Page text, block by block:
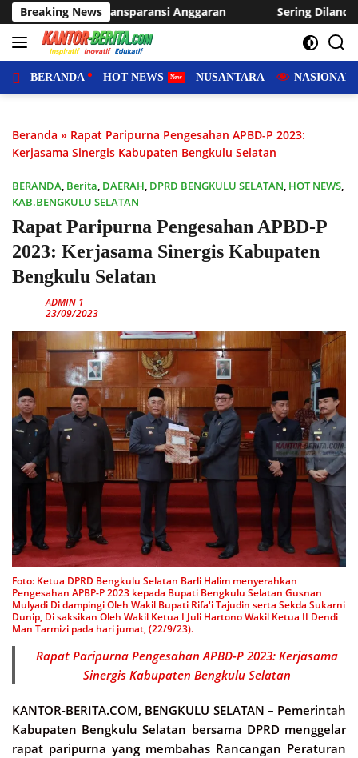
Langsung
ke
konten
Breaking News
Anggaran Sering Dilanda Genangan, Desa Sukaraja
BERANDA HOT NEWS NUSANTARA NASIONAL
Beranda » Rapat Paripurna Pengesahan APBD-P 2023:
Kerjasama Sinergis Kabupaten Bengkulu Selatan
BERANDA, Berita, DAERAH, DPRD BENGKULU SELATAN, HOT NEWS,
KAB.BENGKULU SELATAN
Rapat Paripurna Pengesahan APBD-P
2023: Kerjasama Sinergis Kabupaten
Bengkulu Selatan
ADMIN 1
23/09/2023
Foto: Ketua DPRD Bengkulu Selatan Barli Halim menyerahkan
Pengesahan APBP-P 2023 kepada Bupati Bengkulu Selatan Gusnan
Mulyadi Di dampingi Oleh Wakil Bupati Rifa'i Tajudin serta Sekda Sukarni
Dunip, Di saksikan Oleh Wakil Ketua I Juli Hartono Wakil Ketua II Dendi
Man Tarmizi pada hari jumat, (22/9/23).
Rapat Paripurna Pengesahan APBD-P 2023: Kerjasama
Sinergis Kabupaten Bengkulu Selatan
KANTOR-BERITA.COM, BENGKULU SELATAN – Pemerintah
Kabupaten Bengkulu Selatan bersama DPRD menggelar
rapat paripurna yang membahas Rancangan Peraturan